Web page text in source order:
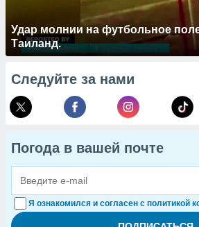
Удар молнии на футбольное
Таиланд.
Следуйте за нами
Погода в вашей почте
Я ознакомился и согласен с политикой